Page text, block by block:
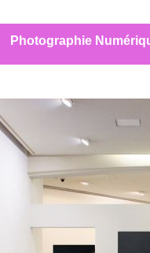
Photographie